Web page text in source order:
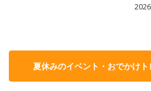
夏休みのイベント・おでかけ